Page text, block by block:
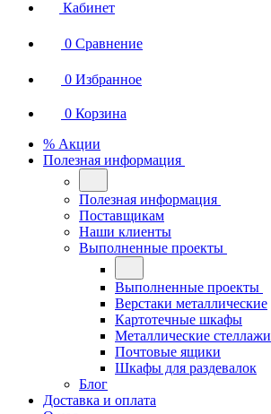
Кабинет
0 Сравнение
0 Избранное
0 Корзина
% Акции
Полезная информация
Полезная информация
Поставщикам
Наши клиенты
Выполненные проекты
Выполненные проекты
Верстаки металлические
Картотечные шкафы
Металлические стеллажи
Почтовые ящики
Шкафы для раздевалок
Блог
Доставка и оплата